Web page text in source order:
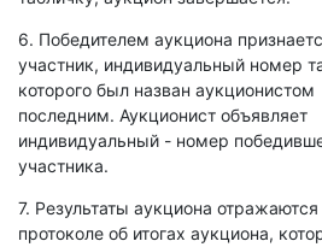
6. Победителем аукциона
участник, индивидуальный номер
которого был назван аукционистом
последним. Аукционист объявляет
индивидуальный - номер
участника.
7. Результаты аукциона отражаются
протоколе об итогах аукциона,